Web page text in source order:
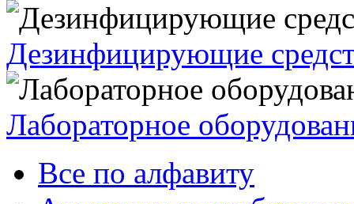
Дезинфицирующие
Лабораторное
Все по алфавиту